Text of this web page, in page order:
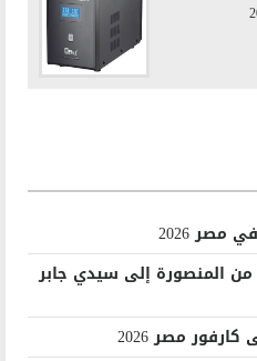
2026
من المنصورة إلى سيدي جابر
مصر 2026